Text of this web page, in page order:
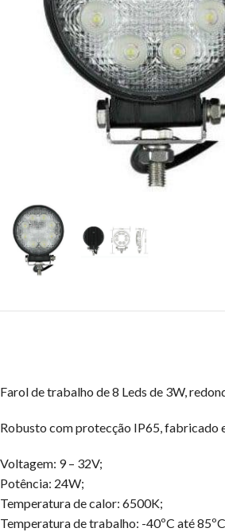
Farol de trabalho de 8 Leds de 3W,
Robusto com protecção IP65, fabricado
Voltagem: 9 – 32V;
Potência: 24W;
Temperatura de calor: 6500K;
Temperatura de trabalho: -40ºC até